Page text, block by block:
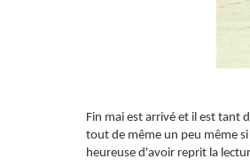
Fin mai est arrivé et il est tant
tout de même un peu même
heureuse d'avoir reprit la